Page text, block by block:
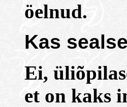
öelnud.
Kas
Ei,
et on kaks